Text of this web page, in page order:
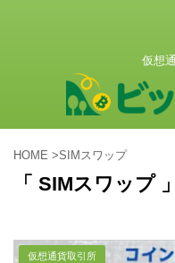
仮想
HOME >SIMスワップ
「 SIMスワップ
仮想通貨取引所